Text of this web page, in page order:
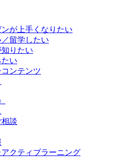
が上手くなりたい
留学したい
りたい
い
ンテンツ
談
クティブラーニング